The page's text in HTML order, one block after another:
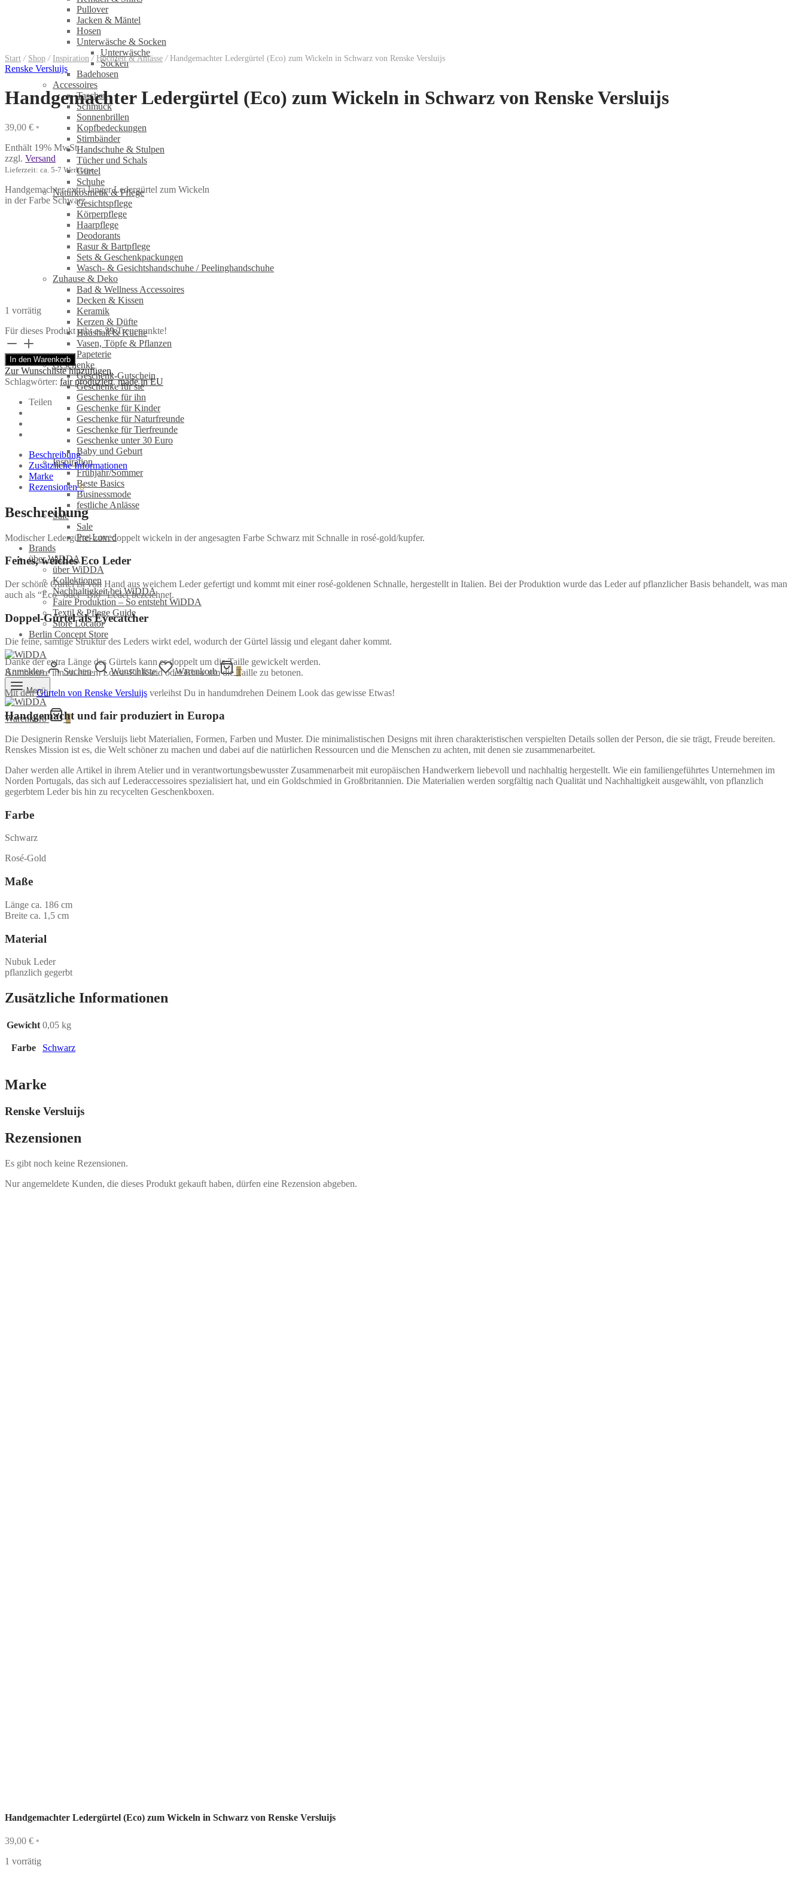
Pullover
Jacken & Mäntel
Hosen
Unterwäsche & Socken
Unterwäsche
Socken
Badehosen
Accessoires
Taschen
Schmuck
Sonnenbrillen
Kopfbedeckungen
Stirnbänder
Handschuhe & Stulpen
Tücher und Schals
Gürtel
Schuhe
Naturkosmetik & Pflege
Gesichtspflege
Körperpflege
Haarpflege
Deodorants
Rasur & Bartpflege
Sets & Geschenkpackungen
Wasch‑ & Gesichtshandschuhe / Peelinghandschuhe
Zuhause & Deko
Bad & Wellness Accessoires
Decken & Kissen
Keramik
Kerzen & Düfte
Haushalt & Küche
Vasen, Töpfe & Pflanzen
Papeterie
Geschenke
Geschenk-Gutschein
Geschenke für sie
Geschenke für ihn
Geschenke für Kinder
Geschenke für Naturfreunde
Geschenke für Tierfreunde
Geschenke unter 30 Euro
Baby und Geburt
Inspiration
Frühjahr/Sommer
Beste Basics
Businessmode
festliche Anlässe
Sale
Sale
Pre-Loved
Brands
über WiDDA
über WiDDA
Kollektionen
Nachhaltigkeit bei WiDDA
Faire Produktion – So entsteht WiDDA
Textil & Pflege Guide
Store Locator
Berlin Concept Store
Anmelden Suchen Wunschliste Warenkorb 0
Menü
Warenkorb 0
Start / Shop / Inspiration / Hochzeit & Anlässe /Handgemachter Ledergürtel (Eco) zum Wickeln in Schwarz von Renske Versluijs
Renske Versluijs
Handgemachter Ledergürtel (Eco) zum Wickeln in Schwarz von Renske Versluijs
39,00 € *
Enthält 19% MwSt.
zzgl. Versand
Lieferzeit: ca. 5-7 Werktage
Handgemachter extra langer Ledergürtel zum Wickeln
in der Farbe Schwarz
1 vorrätig
Für dieses Produkt gibt es39Treuepunkte!
Handgemachter
Ledergürtel
(Eco)
zum
Wickeln
Schwarz
von
Renske
Versluijs
In den Warenkorb
Zur Wunschliste hinzufügen.
Schlagwörter: fair produziert,made in EU
Teilen
Beschreibung
Zusätzliche Informationen
Marke
Rezensionen0
Beschreibung
Modischer Ledergürtel zum doppelt wickeln in der angesagten Farbe Schwarz mit Schnalle in rosé-gold/kupfer.
Feines, weiches Eco Leder
Der schöne Gürtel ist von Hand aus weichem Leder gefertigt und kommt mit einer rosé-goldenen Schnalle, hergestellt in Italien. Bei der Produktion wurde das Leder auf pflanzlicher Basis behandelt, was man
auch als “Eco” oder “Bio” Leder bezeichnet.
Doppel-Gürtel als Eyecatcher
Die feine, samtige Struktur des Leders wirkt edel, wodurch der Gürtel lässig und elegant daher kommt.
Danke der extra Länge des Gürtels kann er doppelt um die Taille gewickelt werden.
Kombiniere ihn zu einem Loose-Fit Kleid oder Bluse um die Taille zu betonen.
Mit denGürteln von Renske Versluijs verleihst Du in handumdrehen Deinem Look das gewisse Etwas!
Handgemacht und fair produziert in Europa
Die Designerin Renske Versluijs liebt Materialien, Formen, Farben und Muster. Die minimalistischen Designs mit ihren charakteristischen verspielten Details sollen der Person, die sie trägt, Freude bereiten.
Renskes Mission ist es, die Welt schöner zu machen und dabei auf die natürlichen Ressourcen und die Menschen zu achten, mit denen sie zusammenarbeitet.
Daher werden alle Artikel in ihrem Atelier und in verantwortungsbewusster Zusammenarbeit mit europäischen Handwerkern liebevoll und nachhaltig hergestellt. Wie ein familiengeführtes Unternehmen im
Norden Portugals, das sich auf Lederaccessoires spezialisiert hat, und ein Goldschmied in Großbritannien. Die Materialien werden sorgfältig nach Qualität und Nachhaltigkeit ausgewählt, von pflanzlich
gegerbtem Leder bis hin zu recycelten Geschenkboxen.
Farbe
Schwarz
Rosé-Gold
Maße
Länge ca. 186 cm
Breite ca. 1,5 cm
Material
Nubuk Leder
pflanzlich gegerbt
Zusätzliche Informationen
Gewicht 0,05 kg
Farbe Schwarz
Marke
Renske Versluijs
Rezensionen
Es gibt noch keine Rezensionen.
Nur angemeldete Kunden, die dieses Produkt gekauft haben, dürfen eine Rezension abgeben.
Handgemachter Ledergürtel (Eco) zum Wickeln in Schwarz von Renske Versluijs
39,00 € *
1 vorrätig